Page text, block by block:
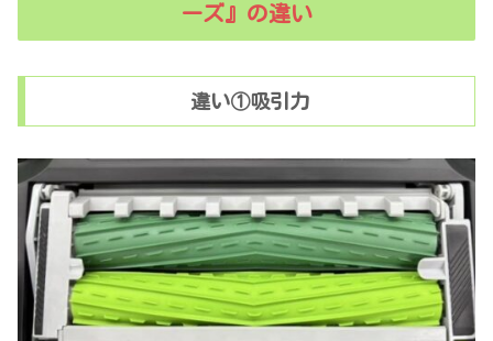
ーズ』の違い
違い①吸引力